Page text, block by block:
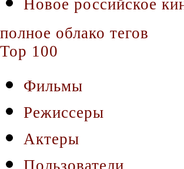
Новое российское
полное облако тегов
Top 100
Фильмы
Режиссеры
Актеры
Пользователи